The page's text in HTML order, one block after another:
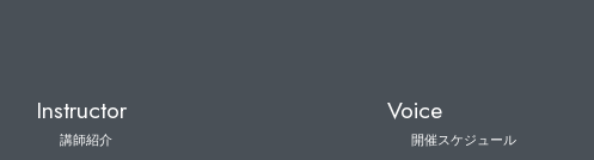
Instructor
講師紹介
Voice
開催スケジュール